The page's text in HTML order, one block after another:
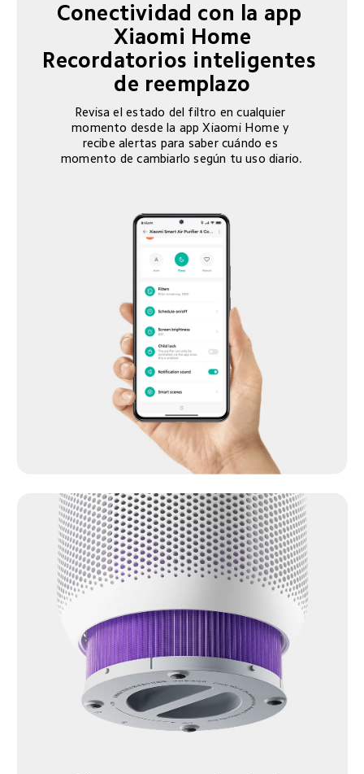
Conectividad con la app
Xiaomi Home
Recordatorios inteligentes
de reemplazo
Revisa el estado del filtro en cualquier
momento desde la app Xiaomi Home y
recibe alertas para saber cuándo es
momento de cambiarlo según tu uso diario.